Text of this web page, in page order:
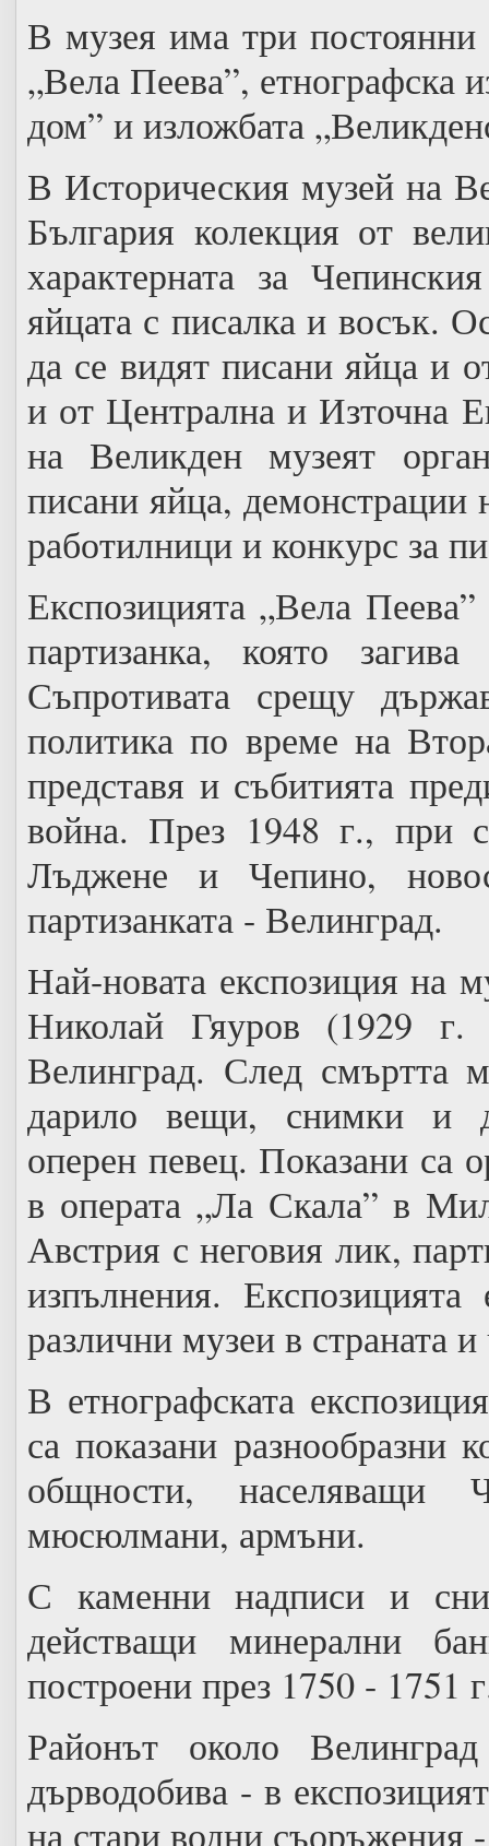
В музея има три
„Вела Пеева”, етнографска
дом” и изложбата
В Историческия музей на
България колекция от
характерната за
яйцата с писалка и восък.
да се видят писани яйца и
и от Централна и Източна
на Великден музеят
писани яйца, демонстрации
работилници и конкурс за
Експозицията „Вела Пеева”
партизанка, която
Съпротивата срещу
политика по време на
представя и събитията
война. През 1948 г., при
Лъджене и Чепино,
партизанката - Велинград.
Най-новата експозиция на
Николай Гяуров (1929
Велинград. След смъртта
дарило вещи, снимки и
оперен певец. Показани са
в операта „Ла Скала” в
Австрия с неговия лик,
изпълнения.
различни музеи в страната
В етнографската
са показани разнообразни
общности, населяващи
мюсюлмани, армъни.
С каменни надписи и
действащи минерални
построени през 1750 - 1751
Районът около
дърводобива - в
на стари водни съоръжения